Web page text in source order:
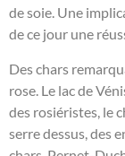
de soie . Une
de ce jour une
Des chars
rose. Le lac de
des rosiéristes, le
serre dessus, des